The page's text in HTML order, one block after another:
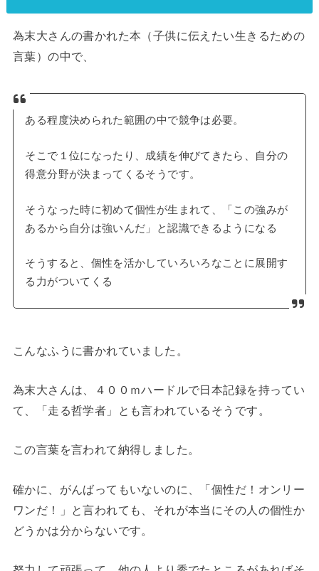
為末大さんの書かれた本（子供に伝えたい生きるための
言葉）の中で、
ある程度決められた範囲の中で競争は必要。
そこで１位になったり、成績を伸びてきたら、自分の
得意分野が決まってくるそうです。
そうなった時に初めて個性が生まれて、「この強みが
あるから自分は強いんだ」と認識できるようになる
そうすると、個性を活かしていろいろなことに展開す
る力がついてくる
こんなふうに書かれていました。
為末大さんは、４００ｍハードルで日本記録を持ってい
て、「走る哲学者」とも言われているそうです。
この言葉を言われて納得しました。
確かに、がんばってもいないのに、「個性だ！オンリー
ワンだ！」と言われても、それが本当にその人の個性か
どうかは分からないです。